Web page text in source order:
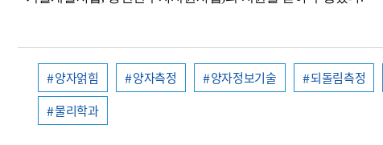
양자얽힘 양자측정 양자정보기술 되돌림측정
물리학과